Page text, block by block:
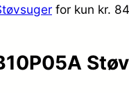
for kun kr.